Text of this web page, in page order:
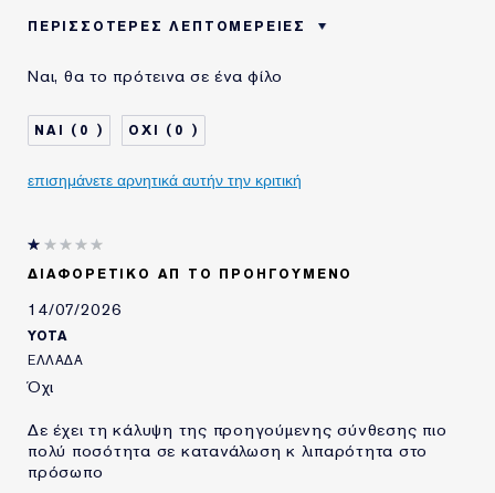
ΠΕΡΙΣΣΌΤΕΡΕΣ ΛΕΠΤΟΜΈΡΕΙΕΣ
ΤΥΠΟΣ ΔΕΡΜΑΤΟΣ
ΚΑΝΟΝΙΚΟ/ΜΕΙΚΤΟ
ΑΝΑΓΚΗ ΕΠΙΔΕΡΜΙΔΑΣ
ΠΡΟΪΟΝΤΑ ESTÉE
LAUDER ΓΙΑ
Ναι, θα το πρότεινα σε ένα φίλο
0 0
επισημάνετε αρνητικά αυτήν την κριτική
ΔΙΑΦΟΡΕΤΙΚΌ ΑΠ ΤΟ ΠΡΟΗΓΟΎΜΕΝΟ
14/07/2026
YOTA
ΕΛΛΆΔΑ
Όχι
Δε έχει τη κάλυψη της προηγούμενης σύνθεσης πιο
πολύ ποσότητα σε κατανάλωση κ λιπαρότητα στο
πρόσωπο